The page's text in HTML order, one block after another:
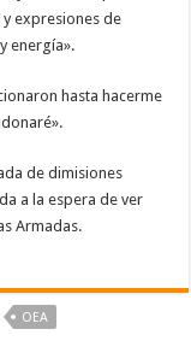
expresiones de
energía».
hasta hacerme
de dimisiones
a la espera de ver
Armadas.
OEA